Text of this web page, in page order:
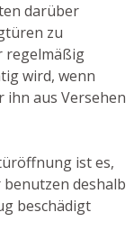
darüber
zu
regelmäßig
wird, wenn
ihn aus Versehen
ist es,
deshalb
beschädigt